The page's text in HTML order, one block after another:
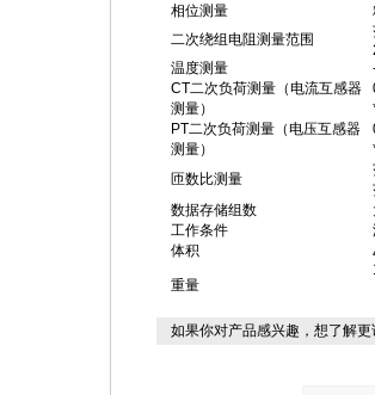
相位测量
二次绕组电阻测量范围
温度测量
CT二次负荷测量（电流互感器
测量）
PT二次负荷测量（电压互感器
测量）
匝数比测量
数据存储组数
工作条件
体积
重量
如果你对产品感兴趣，想了解